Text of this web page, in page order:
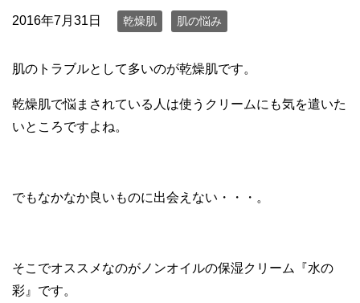
2016年7月31日 乾燥肌 肌の悩み
肌のトラブルとして多いのが乾燥肌です。
乾燥肌で悩まされている人は使うクリームにも気を遣いた
いところですよね。
でもなかなか良いものに出会えない・・・。
そこでオススメなのがノンオイルの保湿クリーム『水の
彩』です。